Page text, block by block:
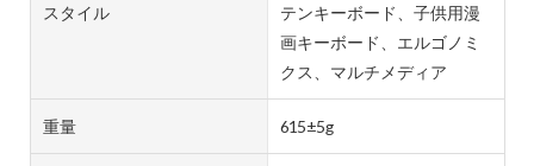
スタイル
テンキーボード、子供用漫
画キーボード、エルゴノミ
クス、マルチメディア
重量 615±5g